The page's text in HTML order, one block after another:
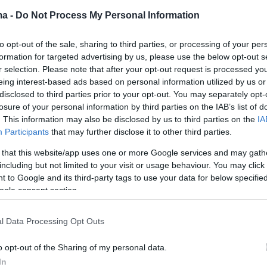
- Do Not Process My Personal Information
opt-out of the sale, sharing to third parties, or processing of your
for targeted advertising by us, please use the below opt-out
selection. Please note that after your opt-out request is processed
interest-based ads based on personal information utilized by us
to third parties prior to your opt-out. You may separately
of your personal information by third parties on the IAB’s list of
This information may also be disclosed by us to third parties on the
Participants that may further disclose it to other third parties.
that this website/app uses one or more Google services and may
but not limited to your visit or usage behaviour. You may
to Google and its third-party tags to use your data for below
consent section.
Data Processing Opt Outs
opt-out of the Sharing of my personal data.
Ο απίστευτος
από τη Ρόδο
«Τόμι» που έχει «ποτίσει» με κοκαΐνη το νησί των
ελεύθερη με περιοριστικούς όρους
ήταν για μένα, όχι για
— Οι εξηγήσεις της
από τη Ρόδο για τις ζυγαριές
τα τελευταία χρόνια, δηλώνουν πρόσωπα από το